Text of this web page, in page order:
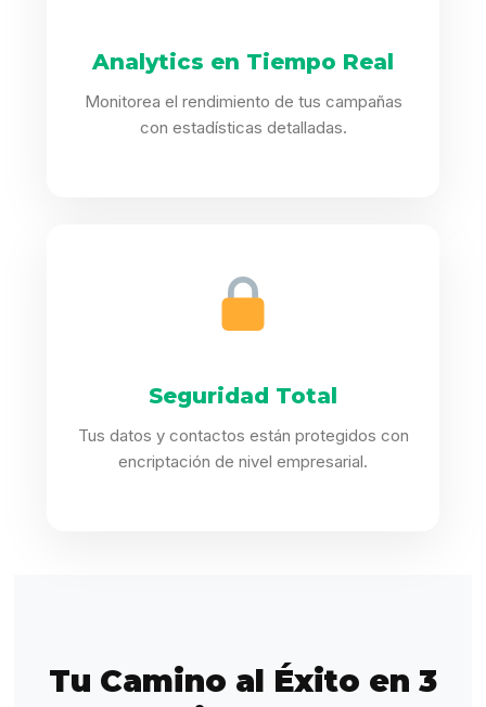
Analytics en Tiempo Real
Monitorea el rendimiento de tus campañas
con estadísticas detalladas.
Seguridad Total
Tus datos y contactos están protegidos con
encriptación de nivel empresarial.
Tu Camino al Éxito en 3